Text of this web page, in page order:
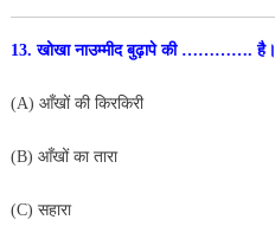
13. खोखा नाउम्मीद बुढ़ापे की …………. है।
(A) आँखों की किरकिरी
(B) आँखों का तारा
(C) सहारा